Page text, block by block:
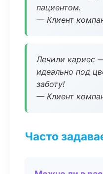
пациентом.
— Клиент
Лечили кариес
идеально под
заботу!
— Клиент
Часто